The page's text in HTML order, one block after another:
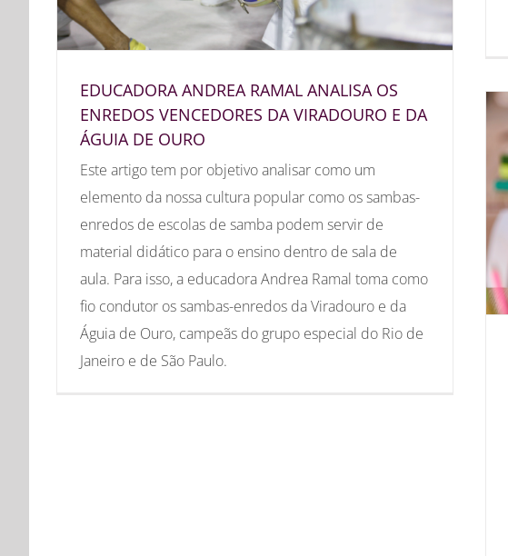
EDUCADORA ANDREA RAMAL ANALISA OS
ENREDOS VENCEDORES DA VIRADOURO E DA
ÁGUIA DE OURO
Este artigo tem por objetivo analisar como um
elemento da nossa cultura popular como os sambas-
enredos de escolas de samba podem servir de
material didático para o ensino dentro de sala de
aula. Para isso, a educadora Andrea Ramal toma como
fio condutor os sambas-enredos da Viradouro e da
Águia de Ouro, campeãs do grupo especial do Rio de
Janeiro e de São Paulo.